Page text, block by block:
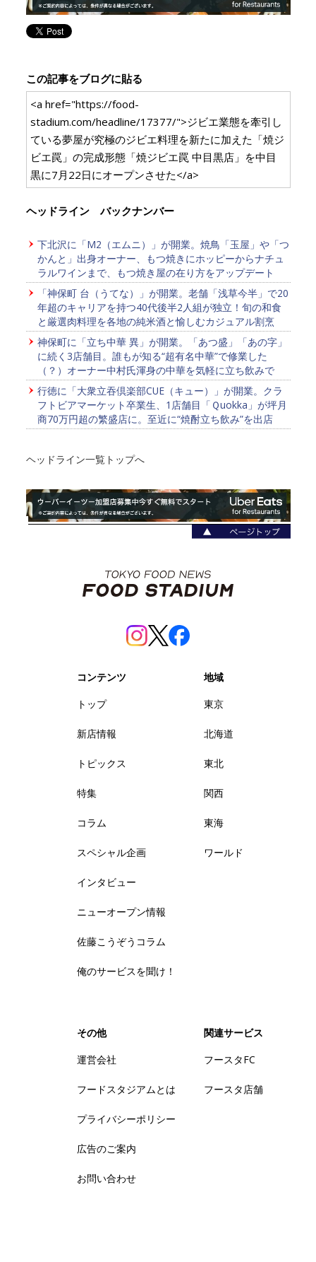
この記事をブログに貼る
<a href="https://food-
stadium.com/headline/17377/">ジビエ業態を牽引し
ている夢屋が究極のジビエ料理を新たに加えた「焼ジ
ビエ罠」の完成形態「焼ジビエ罠 中目黒店」を中目
黒に7月22日にオープンさせた</a>
ヘッドライン バックナンバー
下北沢に「M2（エムニ）」が開業。焼鳥「玉屋」や「つ
かんと」出身オーナー、もつ焼きにホッピーからナチュ
ラルワインまで、もつ焼き屋の在り方をアップデート
「神保町 台（うてな）」が開業。老舗「浅草今半」で20
年超のキャリアを持つ40代後半2人組が独立！旬の和食
と厳選肉料理を各地の純米酒と愉しむカジュアル割烹
神保町に「立ち中華 異」が開業。「あつ盛」「あの字」
に続く3店舗目。誰もが知る“超有名中華”で修業した
（？）オーナー中村氏渾身の中華を気軽に立ち飲みで
行徳に「大衆立吞倶楽部CUE（キュー）」が開業。クラ
フトビアマーケット卒業生、1店舗目「Ｑuokka」が坪月
商70万円超の繁盛店に。至近に“焼酎立ち飲み”を出店
ヘッドライン一覧トップへ
コンテンツ
トップ
新店情報
トピックス
特集
コラム
スペシャル企画
インタビュー
ニューオープン情報
佐藤こうぞうコラム
俺のサービスを聞け！
地域
東京
北海道
東北
関西
東海
ワールド
その他
運営会社
フードスタジアムとは
プライバシーポリシー
広告のご案内
お問い合わせ
関連サービス
フースタFC
フースタ店舗